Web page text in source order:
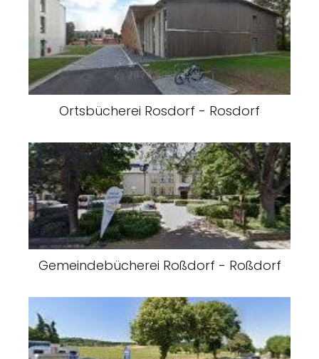
Ortsbücherei Rosdorf - Rosdorf
Gemeindebücherei Roßdorf - Roßdorf